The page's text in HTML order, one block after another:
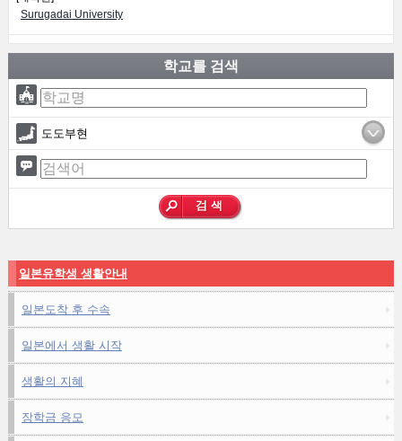
Surugadai University
학교를 검색
도도부현
일본유학생 생활안내
일본도착 후 수속
일본에서 생활 시작
생활의 지혜
장학금 응모